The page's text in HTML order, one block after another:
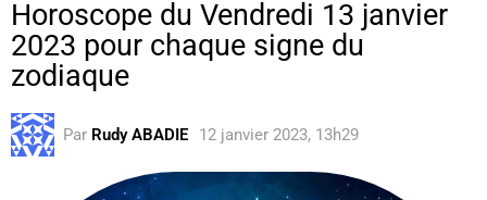
Horoscope du Vendredi 13 janvier
2023 pour chaque signe du
zodiaque
Par Rudy ABADIE 12 janvier 2023, 13h29